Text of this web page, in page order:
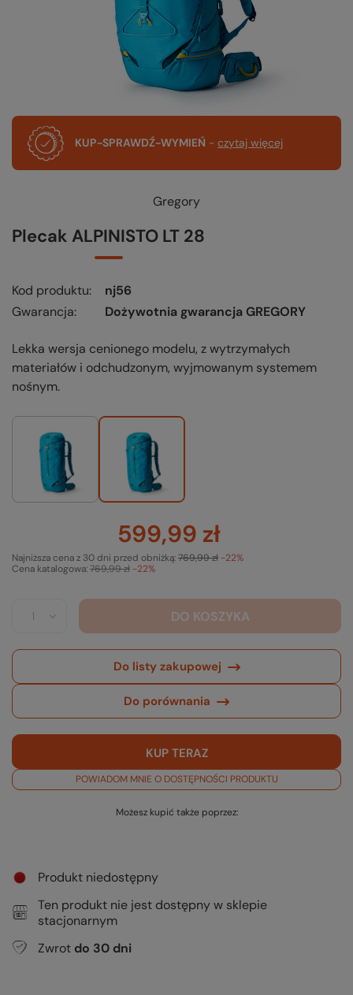
KUP-SPRAWDŹ-WYMIEŃ - czytaj więcej
Gregory
Plecak ALPINISTO LT 28
Kod produktu
nj56
Gwarancja
Dożywotnia gwarancja GREGORY
Lekka wersja cenionego modelu, z wytrzymałych
materiałów i odchudzonym, wyjmowanym systemem
nośnym.
599,99 zł
Cena katalogowa:769,99 zł -22%
Najniższa cena z 30 dni przed obniżką:769,99 zł -22%
DO KOSZYKA
Do listy zakupowej
Do porównania
KUP TERAZ
POWIADOM MNIE O DOSTĘPNOŚCI PRODUKTU
Możesz kupić także poprzez:
Produkt niedostępny
Ten produkt nie jest dostępny w sklepie
stacjonarnym
Zwrot do 30 dni